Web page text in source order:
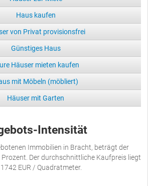
Haus kaufen
von Privat provisionsfrei
Günstiges Haus
Häuser mieten kaufen
mit Möbeln (möbliert)
Häuser mit Garten
Intensität
Immobilien in Bracht, beträgt der
Der durchschnittliche Kaufpreis liegt
EUR / Quadratmeter.